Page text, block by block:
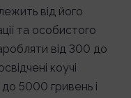
від його
та особистого
від 300 до
коучі
5000 гривень і